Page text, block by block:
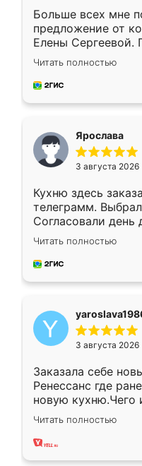
Больше всех мне
предложение от
Елены
короткие сроки
для замера
предложил по
Читать полностью
Ярослава
3 августа 2026
Кухню здесь
телеграмм.
Согласовали день
недели кухня была
довольны
мебель за
Читать полностью
3 августа 2026
Заказала себе
Ренессанс где
новую кухню.Чего
вполне довольна.
два года,
Читать полностью